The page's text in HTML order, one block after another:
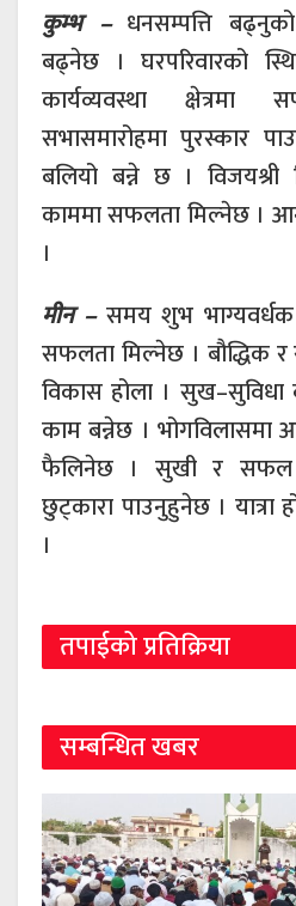
कुम्भ –धनसम्पत्ति
बढ्नेछ । घरपरिवारको
कार्यव्यवस्था
सभासमारोहमा पुरस्कार
बलियो बन्ने छ ।
काममा सफलता मिल्नेछ ।
।
मीन –समय शुभ भाग्यवर्धक
सफलता मिल्नेछ । बौद्धिक र
विकास होला ।
काम बन्नेछ । भोगविलासमा
फैलिनेछ । सुखी र सफल
छुट्कारा पाउनुहुनेछ ।
।
तपाईको प्रतिक्रिया
सम्बन्धित खबर